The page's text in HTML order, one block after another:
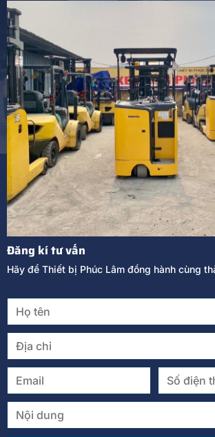
Đăng kí tư vấn
Hãy để Thiết bị Phúc Lâm đồng hành cùng